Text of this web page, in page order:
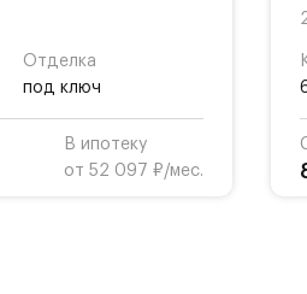
Отделка
под ключ
В ипотеку
от 52 097 ₽/мес.